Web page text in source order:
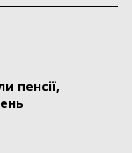
пенсії,